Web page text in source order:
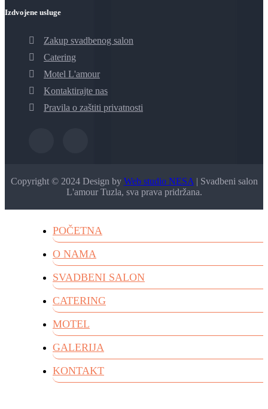
Izdvojene usluge
Zakup svadbenog salon
Catering
Motel L'amour
Kontaktirajte nas
Pravila o zaštiti privatnosti
Copyright © 2024 Design by Web studio NESA | Svadbeni salon
L'amour Tuzla, sva prava pridržana.
POČETNA
O NAMA
SVADBENI SALON
CATERING
MOTEL
GALERIJA
KONTAKT